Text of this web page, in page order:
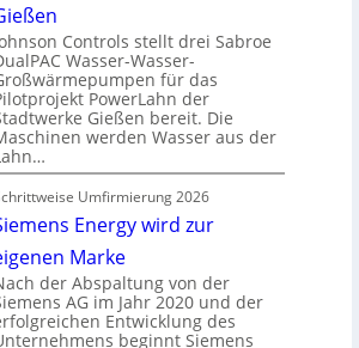
Controls stellt drei Sabroe
Wasser-Wasser-
für das
PowerLahn der
Gießen bereit. Die
werden Wasser aus der
Umfirmierung 2026
Energy wird zur
Marke
der Abspaltung von der
AG im Jahr 2020 und der
Entwicklung des
beginnt Siemens